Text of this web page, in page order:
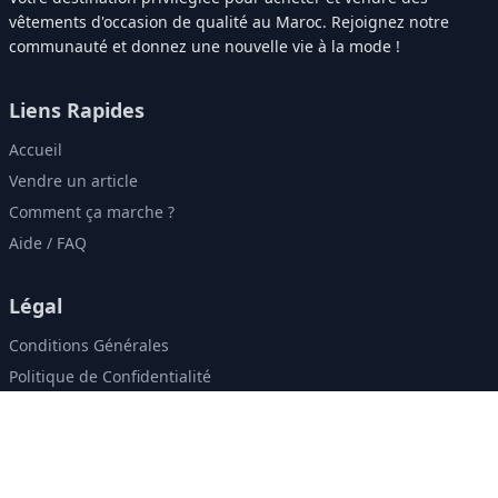
vêtements d'occasion de qualité au Maroc. Rejoignez notre
communauté et donnez une nouvelle vie à la mode !
Liens Rapides
Accueil
Vendre un article
Comment ça marche ?
Aide / FAQ
Légal
Conditions Générales
Politique de Confidentialité